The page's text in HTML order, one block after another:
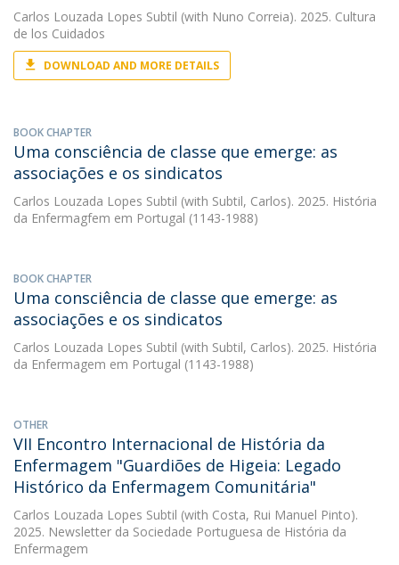
Carlos Louzada Lopes Subtil (with Nuno Correia). 2025. Cultura
de los Cuidados
DOWNLOAD AND MORE DETAILS
BOOK CHAPTER
Uma consciência de classe que emerge: as
associações e os sindicatos
Carlos Louzada Lopes Subtil (with Subtil, Carlos). 2025. História
da Enfermagfem em Portugal (1143-1988)
BOOK CHAPTER
Uma consciência de classe que emerge: as
associações e os sindicatos
Carlos Louzada Lopes Subtil (with Subtil, Carlos). 2025. História
da Enfermagem em Portugal (1143-1988)
OTHER
VII Encontro Internacional de História da
Enfermagem "Guardiões de Higeia: Legado
Histórico da Enfermagem Comunitária"
Carlos Louzada Lopes Subtil (with Costa, Rui Manuel Pinto).
2025. Newsletter da Sociedade Portuguesa de História da
Enfermagem